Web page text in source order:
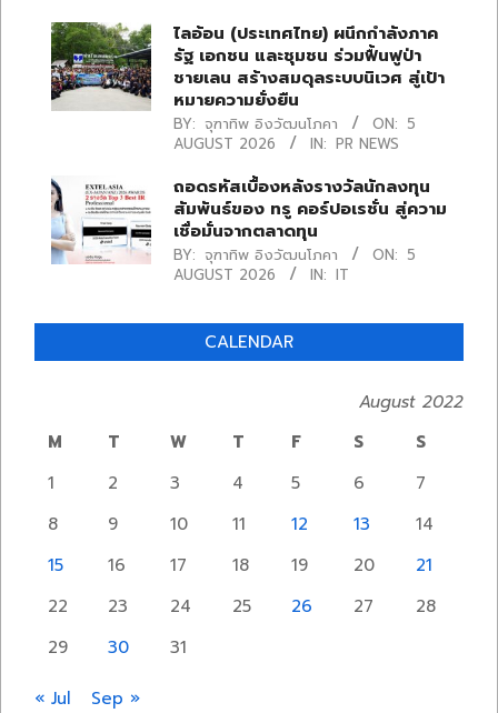
ไลอ้อน (ประเทศไทย) ผนึกกำลังภาค
รัฐ เอกชน และชุมชน ร่วมฟื้นฟูป่า
ชายเลน สร้างสมดุลระบบนิเวศ สู่เป้า
หมายความยั่งยืน
BY: จุฑาทิพ อิงวัฒนโภคา ON: 5
AUGUST 2026
IN: PR NEWS
ถอดรหัสเบื้องหลังรางวัลนักลงทุน
สัมพันธ์ของ ทรู คอร์ปอเรชั่น สู่ความ
เชื่อมั่นจากตลาดทุน
BY: จุฑาทิพ อิงวัฒนโภคา ON: 5
AUGUST 2026
IN: IT
CALENDAR
August 2022
M
T W T F S
S
1
2 3 4 5 6
7
8
9 10 11 12 13
14
15
16 17 18 19 20
21
22
23 24 25 26 27
28
29
30 31
« Jul Sep »